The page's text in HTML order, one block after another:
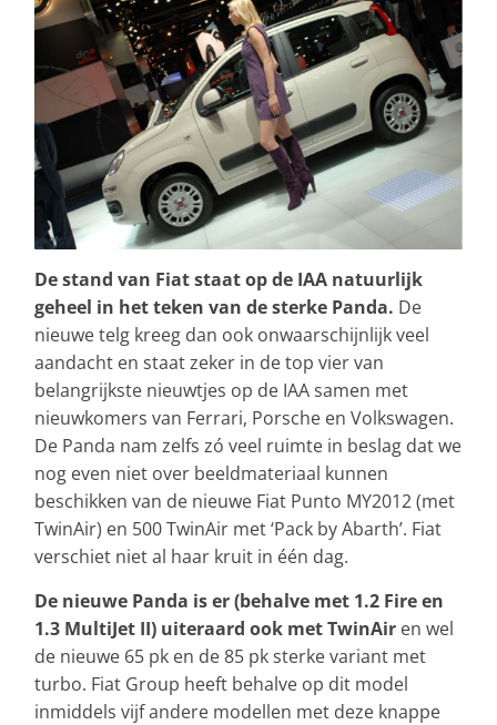
De stand van Fiat staat op de IAA natuurlijk
geheel in het teken van de sterke Panda. De
nieuwe telg kreeg dan ook onwaarschijnlijk veel
aandacht en staat zeker in de top vier van
belangrijkste nieuwtjes op de IAA samen met
nieuwkomers van Ferrari, Porsche en Volkswagen.
De Panda nam zelfs zó veel ruimte in beslag dat we
nog even niet over beeldmateriaal kunnen
beschikken van de nieuwe Fiat Punto MY2012 (met
TwinAir) en 500 TwinAir met ‘Pack by Abarth’. Fiat
verschiet niet al haar kruit in één dag.
De nieuwe Panda is er (behalve met 1.2 Fire en
1.3 MultiJet II) uiteraard ook met TwinAir en wel
de nieuwe 65 pk en de 85 pk sterke variant met
turbo. Fiat Group heeft behalve op dit model
inmiddels vijf andere modellen met deze knappe